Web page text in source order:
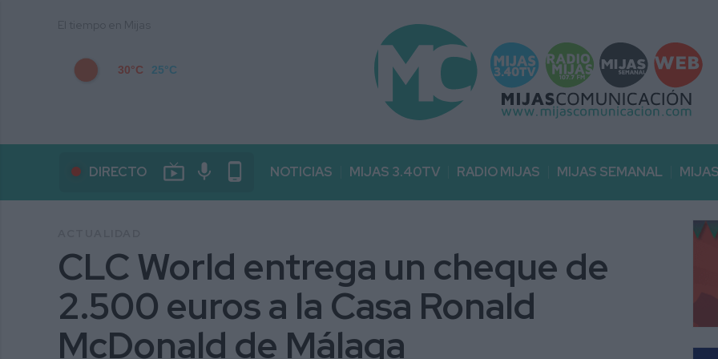
30°C 25°C
DIRECTO live_tv mic phone_android NOTICIAS MIJAS 3.40TV RADIO MIJAS MIJAS SEMANAL
CLC World entrega un cheque de
2.500 euros a la Casa Ronald
McDonald de Málaga